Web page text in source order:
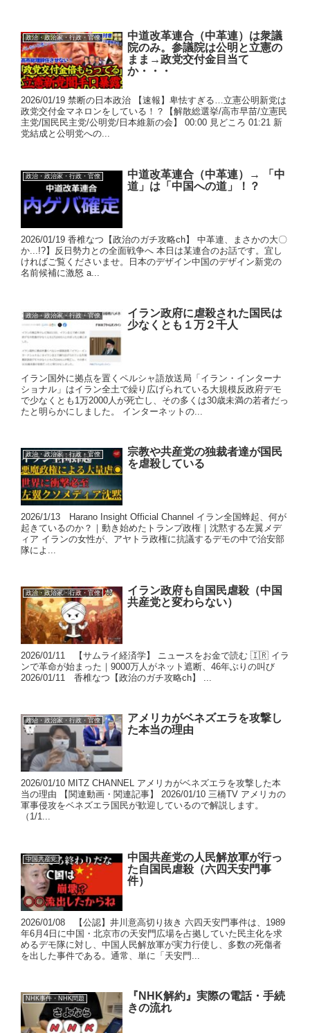
政治・政治家・行政・官僚
中道改革連合（中革連）は衆議
院のみ。参議院は公明と立憲の
まま→政党交付金目当て
か・・・
2026/01/19 禁断の日本政治 【速報】卑怯すぎる…立憲公明新党は
政党交付金マネロンをしている！？【解散総選挙/高市早苗/立憲民
主党/国民民主党/公明党/日本維新の会】 00:00 見どころ 01:21 新
党結成と公明党への...
政治・政治家・行政・官僚
中道改革連合（中革連）→ 「中
道」は「中国への道」！？
2026/01/19 香椎なつ【政治のガチ攻略ch】 中革連、まさかの大〇
か...!?】反日勢力との全面戦争へ 本日は某連合のお話です。宜し
ければご覧くださいませ。日本のデザイン中国のデザイン新党の
名前候補に激怒 a...
政治・政治家・行政・官僚
イラン政府に虐殺された国民は
少なくとも１万２千人
イラン国外に拠点を置くペルシャ語放送局「イラン・インターナ
ショナル」はイラン全土で繰り広げられている大規模反政府デモ
で少なくとも1万2000人が死亡し、その多くは30歳未満の若者だっ
たと明らかにしました。 インターネットの...
政治・政治家・行政・官僚
宗教や共産党の独裁者達が国民
を虐殺している
2026/1/13 Harano Insight Official Channel イラン全国蜂起、何が
起きているのか？｜動き始めたトランプ政権｜沈黙する左翼メデ
ィア イランの女性が、アヤトラ政権に抗議するデモの中で治安部
隊によ...
政治・政治家・行政・官僚
イラン政府も自国民虐殺（中国
共産党と変わらない）
2026/01/11 【サムライ経済学】 ニュースをお金で読む 🇮🇷 イラ
ンで革命が始まった｜9000万人がネット遮断、46年ぶりの叫び
2026/01/11 香椎なつ【政治のガチ攻略ch】 ...
政治・政治家・行政・官僚
アメリカがベネズエラを攻撃し
た本当の理由
2026/01/10 MITZ CHANNEL アメリカがベネズエラを攻撃した本
当の理由 【関連動画・関連記事】 2026/01/10 三橋TV アメリカの
軍事侵攻をベネズエラ国民が歓迎しているので解説します。
（1/1...
中国共産党
中国共産党の人民解放軍が行っ
た自国民虐殺（六四天安門事
件）
2026/01/08 【公認】井川意高切り抜き 六四天安門事件は、1989
年6月4日に中国・北京市の天安門広場を占拠していた民主化を求
めるデモ隊に対し、中国人民解放軍が実力行使し、多数の死傷者
を出した事件である。通常、単に「天安門...
NHK事件・NHK問題
『NHK解約』実際の電話・手続
きの流れ